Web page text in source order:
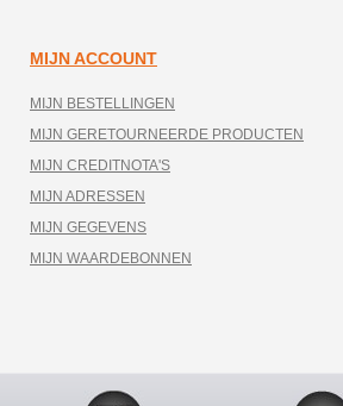
MIJN ACCOUNT
MIJN BESTELLINGEN
MIJN GERETOURNEERDE PRODUCTEN
MIJN CREDITNOTA'S
MIJN ADRESSEN
MIJN GEGEVENS
MIJN WAARDEBONNEN